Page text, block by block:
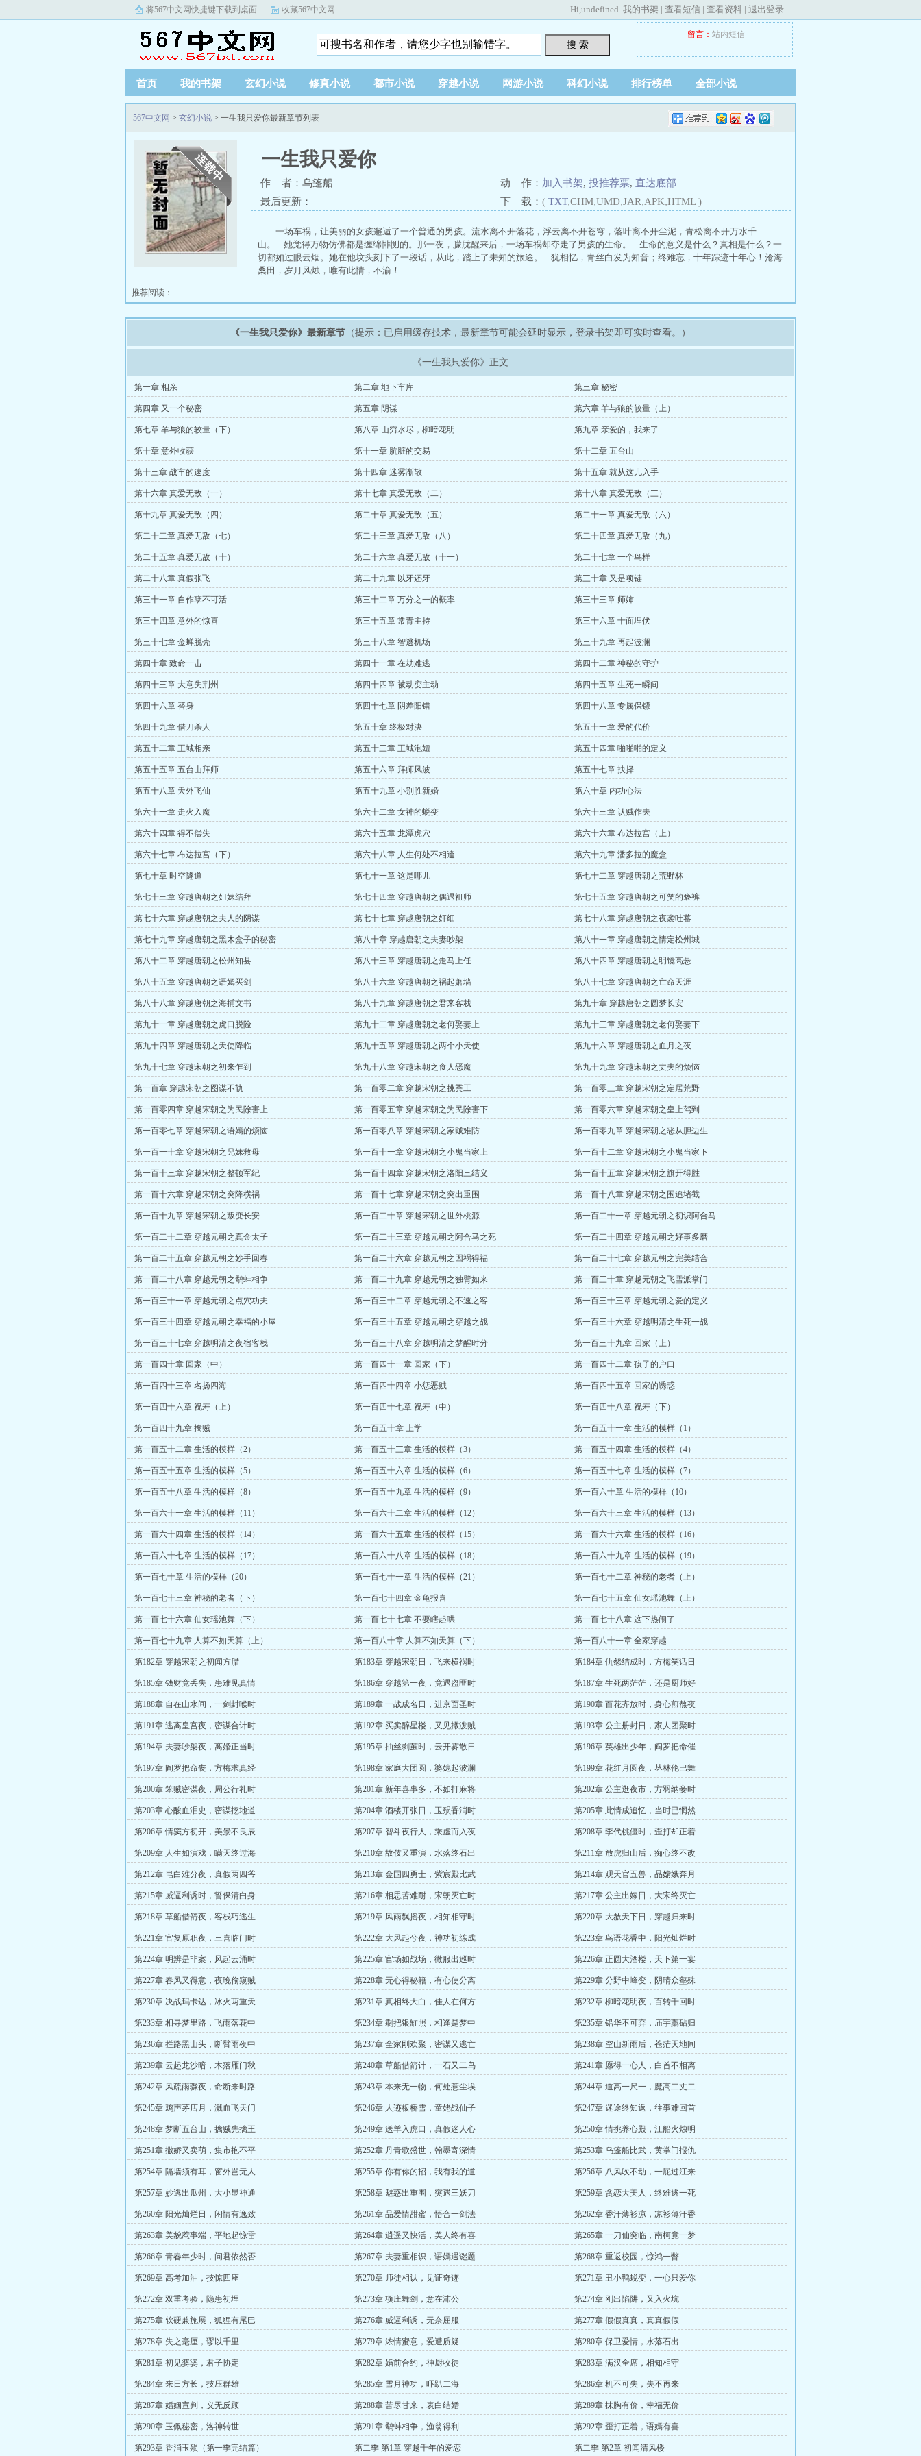
将567中文网快捷键下载到桌面 收藏567中文网 Hi,undefined 我的书架 | 查看短信 | 查看资料 | 退出登录
搜 索
留言： 站内短信
首页 我的书架 玄幻小说 修真小说 都市小说 穿越小说 网游小说 科幻小说 排行榜单 全部小说
567中文网 > 玄幻小说 > 一生我只爱你最新章节列表
一生我只爱你
作 者：乌篷船 动 作： 加入书架, 投推荐票, 直达底部
最后更新：
下 载： ( TXT,CHM,UMD,JAR,APK,HTML )
一场车祸，让美丽的女孩邂逅了一个普通的男孩。流水离不开落花，浮云离不开苍穹，落叶离不开尘泥，青松离不开万水千
山。 她觉得万物仿佛都是缠绵悱恻的。那一夜，朦胧醒来后，一场车祸却夺走了男孩的生命。 生命的意义是什么？真相是什么？一
切都如过眼云烟。她在他坟头刻下了一段话，从此，踏上了未知的旅途。 犹相忆，青丝白发为知音；终难忘，十年踪迹十年心！沧海
桑田，岁月风烛，唯有此情，不渝！
推荐阅读：
《一生我只爱你》最新章节 （提示：已启用缓存技术，最新章节可能会延时显示，登录书架即可实时查看。）
《一生我只爱你》正文
第一章 相亲 第二章 地下车库 第三章 秘密
第四章 又一个秘密 第五章 阴谋 第六章 羊与狼的较量（上）
第七章 羊与狼的较量（下） 第八章 山穷水尽，柳暗花明 第九章 亲爱的，我来了
第十章 意外收获 第十一章 肮脏的交易 第十二章 五台山
第十三章 战车的速度 第十四章 迷雾渐散 第十五章 就从这儿入手
第十六章 真爱无敌（一） 第十七章 真爱无敌（二） 第十八章 真爱无敌（三）
第十九章 真爱无敌（四） 第二十章 真爱无敌（五） 第二十一章 真爱无敌（六）
第二十二章 真爱无敌（七） 第二十三章 真爱无敌（八） 第二十四章 真爱无敌（九）
第二十五章 真爱无敌（十） 第二十六章 真爱无敌（十一） 第二十七章 一个鸟样
第二十八章 真假张飞 第二十九章 以牙还牙 第三十章 又是项链
第三十一章 自作孽不可活 第三十二章 万分之一的概率 第三十三章 师婶
第三十四章 意外的惊喜 第三十五章 常青主持 第三十六章 十面埋伏
第三十七章 金蝉脱壳 第三十八章 智逃机场 第三十九章 再起波澜
第四十章 致命一击 第四十一章 在劫难逃 第四十二章 神秘的守护
第四十三章 大意失荆州 第四十四章 被动变主动 第四十五章 生死一瞬间
第四十六章 替身 第四十七章 阴差阳错 第四十八章 专属保镖
第四十九章 借刀杀人 第五十章 终极对决 第五十一章 爱的代价
第五十二章 王城相亲 第五十三章 王城泡妞 第五十四章 啪啪啪的定义
第五十五章 五台山拜师 第五十六章 拜师风波 第五十七章 抉择
第五十八章 天外飞仙 第五十九章 小别胜新婚 第六十章 内功心法
第六十一章 走火入魔 第六十二章 女神的蜕变 第六十三章 认贼作夫
第六十四章 得不偿失 第六十五章 龙潭虎穴 第六十六章 布达拉宫（上）
第六十七章 布达拉宫（下） 第六十八章 人生何处不相逢 第六十九章 潘多拉的魔盒
第七十章 时空隧道 第七十一章 这是哪儿 第七十二章 穿越唐朝之荒野林
第七十三章 穿越唐朝之姐妹结拜 第七十四章 穿越唐朝之偶遇祖师 第七十五章 穿越唐朝之可笑的亵裤
第七十六章 穿越唐朝之夫人的阴谋 第七十七章 穿越唐朝之奸细 第七十八章 穿越唐朝之夜袭吐蕃
第七十九章 穿越唐朝之黑木盒子的秘密 第八十章 穿越唐朝之夫妻吵架 第八十一章 穿越唐朝之情定松州城
第八十二章 穿越唐朝之松州知县 第八十三章 穿越唐朝之走马上任 第八十四章 穿越唐朝之明镜高悬
第八十五章 穿越唐朝之语嫣买剑 第八十六章 穿越唐朝之祸起萧墙 第八十七章 穿越唐朝之亡命天涯
第八十八章 穿越唐朝之海捕文书 第八十九章 穿越唐朝之君来客栈 第九十章 穿越唐朝之圆梦长安
第九十一章 穿越唐朝之虎口脱险 第九十二章 穿越唐朝之老何娶妻上 第九十三章 穿越唐朝之老何娶妻下
第九十四章 穿越唐朝之天使降临 第九十五章 穿越唐朝之两个小天使 第九十六章 穿越唐朝之血月之夜
第九十七章 穿越宋朝之初来乍到 第九十八章 穿越宋朝之食人恶魔 第九十九章 穿越宋朝之丈夫的烦恼
第一百章 穿越宋朝之图谋不轨 第一百零二章 穿越宋朝之挑粪工 第一百零三章 穿越宋朝之定居荒野
第一百零四章 穿越宋朝之为民除害上 第一百零五章 穿越宋朝之为民除害下 第一百零六章 穿越宋朝之皇上驾到
第一百零七章 穿越宋朝之语嫣的烦恼 第一百零八章 穿越宋朝之家贼难防 第一百零九章 穿越宋朝之恶从胆边生
第一百一十章 穿越宋朝之兄妹救母 第一百十一章 穿越宋朝之小鬼当家上 第一百十二章 穿越宋朝之小鬼当家下
第一百十三章 穿越宋朝之整顿军纪 第一百十四章 穿越宋朝之洛阳三结义 第一百十五章 穿越宋朝之旗开得胜
第一百十六章 穿越宋朝之突降横祸 第一百十七章 穿越宋朝之突出重围 第一百十八章 穿越宋朝之围追堵截
第一百十九章 穿越宋朝之叛变长安 第一百二十章 穿越宋朝之世外桃源 第一百二十一章 穿越元朝之初识阿合马
第一百二十二章 穿越元朝之真金太子 第一百二十三章 穿越元朝之阿合马之死 第一百二十四章 穿越元朝之好事多磨
第一百二十五章 穿越元朝之妙手回春 第一百二十六章 穿越元朝之因祸得福 第一百二十七章 穿越元朝之完美结合
第一百二十八章 穿越元朝之鹬蚌相争 第一百二十九章 穿越元朝之独臂如来 第一百三十章 穿越元朝之飞雪派掌门
第一百三十一章 穿越元朝之点穴功夫 第一百三十二章 穿越元朝之不速之客 第一百三十三章 穿越元朝之爱的定义
第一百三十四章 穿越元朝之幸福的小屋 第一百三十五章 穿越元朝之穿越之战 第一百三十六章 穿越明清之生死一战
第一百三十七章 穿越明清之夜宿客栈 第一百三十八章 穿越明清之梦醒时分 第一百三十九章 回家（上）
第一百四十章 回家（中） 第一百四十一章 回家（下） 第一百四十二章 孩子的户口
第一百四十三章 名扬四海 第一百四十四章 小惩恶贼 第一百四十五章 回家的诱惑
第一百四十六章 祝寿（上） 第一百四十七章 祝寿（中） 第一百四十八章 祝寿（下）
第一百四十九章 擒贼 第一百五十章 上学 第一百五十一章 生活的模样（1）
第一百五十二章 生活的模样（2） 第一百五十三章 生活的模样（3） 第一百五十四章 生活的模样（4）
第一百五十五章 生活的模样（5） 第一百五十六章 生活的模样（6） 第一百五十七章 生活的模样（7）
第一百五十八章 生活的模样（8） 第一百五十九章 生活的模样（9） 第一百六十章 生活的模样（10）
第一百六十一章 生活的模样（11） 第一百六十二章 生活的模样（12） 第一百六十三章 生活的模样（13）
第一百六十四章 生活的模样（14） 第一百六十五章 生活的模样（15） 第一百六十六章 生活的模样（16）
第一百六十七章 生活的模样（17） 第一百六十八章 生活的模样（18） 第一百六十九章 生活的模样（19）
第一百七十章 生活的模样（20） 第一百七十一章 生活的模样（21） 第一百七十二章 神秘的老者（上）
第一百七十三章 神秘的老者（下） 第一百七十四章 金龟报喜 第一百七十五章 仙女瑶池舞（上）
第一百七十六章 仙女瑶池舞（下） 第一百七十七章 不要瞎起哄 第一百七十八章 这下热闹了
第一百七十九章 人算不如天算（上） 第一百八十章 人算不如天算（下） 第一百八十一章 全家穿越
第182章 穿越宋朝之初闻方腊 第183章 穿越宋朝日，飞来横祸时 第184章 仇怨结成时，方梅笑话日
第185章 钱财竟丢失，患难见真情 第186章 穿越第一夜，竟遇盗匪时 第187章 生死两茫茫，还是厨师好
第188章 自在山水间，一剑封喉时 第189章 一战成名日，进京面圣时 第190章 百花齐放时，身心煎熬夜
第191章 逃离皇宫夜，密谋合计时 第192章 买卖醉星楼，又见撒泼贼 第193章 公主册封日，家人团聚时
第194章 夫妻吵架夜，离婚正当时 第195章 抽丝剥茧时，云开雾散日 第196章 英雄出少年，阎罗把命催
第197章 阎罗把命丧，方梅求真经 第198章 家庭大团圆，婆媳起波澜 第199章 花红月圆夜，丛林伦巴舞
第200章 笨贼密谋夜，周公行礼时 第201章 新年喜事多，不如打麻将 第202章 公主逛夜市，方羽纳妾时
第203章 心酸血泪史，密谋挖地道 第204章 酒楼开张日，玉殒香消时 第205章 此情成追忆，当时已惘然
第206章 情窦方初开，美景不良辰 第207章 智斗夜行人，乘虚而入夜 第208章 李代桃僵时，歪打却正着
第209章 人生如演戏，瞒天终过海 第210章 故伎又重演，水落终石出 第211章 放虎归山后，痴心终不改
第212章 皂白难分夜，真假两四爷 第213章 金国四勇士，紫宸殿比武 第214章 观天官五兽，品嫦娥奔月
第215章 威逼利诱时，誓保清白身 第216章 相思苦难耐，宋朝灭亡时 第217章 公主出嫁日，大宋终灭亡
第218章 草船借箭夜，客栈巧逃生 第219章 风雨飘摇夜，相知相守时 第220章 大赦天下日，穿越归来时
第221章 官复原职夜，三喜临门时 第222章 大风起兮夜，神功初练成 第223章 鸟语花香中，阳光灿烂时
第224章 明辨是非案，风起云涌时 第225章 官场如战场，微服出巡时 第226章 正圆大酒楼，天下第一宴
第227章 春风又得意，夜晚偷窥贼 第228章 无心得秘籍，有心使分离 第229章 分野中峰变，阴晴众壑殊
第230章 决战玛卡达，冰火两重天 第231章 真相终大白，佳人在何方 第232章 柳暗花明夜，百转千回时
第233章 相寻梦里路，飞雨落花中 第234章 剩把银缸照，相逢是梦中 第235章 铅华不可弃，庙宇藁砧归
第236章 拦路黑山头，断臂雨夜中 第237章 全家刚欢聚，密谋又逃亡 第238章 空山新雨后，苍茫天地间
第239章 云起龙沙暗，木落雁门秋 第240章 草船借箭计，一石又二鸟 第241章 愿得一心人，白首不相离
第242章 风疏雨骤夜，命断来时路 第243章 本来无一物，何处惹尘埃 第244章 道高一尺一，魔高二丈二
第245章 鸡声茅店月，溅血飞天门 第246章 人迹板桥雪，童姥战仙子 第247章 迷途终知返，往事难回首
第248章 梦断五台山，擒贼先擒王 第249章 送羊入虎口，真假迷人心 第250章 情挑养心殿，江船火烛明
第251章 撒娇又卖萌，集市抱不平 第252章 丹青歌盛世，翰墨寄深情 第253章 乌篷船比武，黄掌门报仇
第254章 隔墙须有耳，窗外岂无人 第255章 你有你的招，我有我的道 第256章 八风吹不动，一屁过江来
第257章 妙逃出瓜州，大小显神通 第258章 魅惑出重围，突遇三妖刀 第259章 贪恋大美人，终难逃一死
第260章 阳光灿烂日，闲情有逸致 第261章 品爱情甜蜜，悟合一剑法 第262章 香汗薄衫凉，凉衫薄汗香
第263章 美貌惹事端，平地起惊雷 第264章 逍遥又快活，美人终有喜 第265章 一刀仙突临，南柯竟一梦
第266章 青春年少时，问君依然否 第267章 夫妻重相识，语嫣遇谜题 第268章 重返校园，惊鸿一瞥
第269章 高考加油，技惊四座 第270章 师徒相认，见证奇迹 第271章 丑小鸭蜕变，一心只爱你
第272章 双重考验，隐患初埋 第273章 项庄舞剑，意在沛公 第274章 刚出陷阱，又入火坑
第275章 软硬兼施展，狐狸有尾巴 第276章 威逼利诱，无奈屈服 第277章 假假真真，真真假假
第278章 失之毫厘，谬以千里 第279章 浓情蜜意，爱遭质疑 第280章 保卫爱情，水落石出
第281章 初见婆婆，君子协定 第282章 婚前合约，神厨收徒 第283章 满汉全席，相知相守
第284章 来日方长，技压群雄 第285章 雪月神功，吓趴二海 第286章 机不可失，失不再来
第287章 婚姻宣判，义无反顾 第288章 苦尽甘来，表白结婚 第289章 抹胸有价，幸福无价
第290章 玉佩秘密，洛神转世 第291章 鹬蚌相争，渔翁得利 第292章 歪打正着，语嫣有喜
第293章 香消玉殒（第一季完结篇） 第二季 第1章 穿越千年的爱恋 第二季 第2章 初闻清风楼